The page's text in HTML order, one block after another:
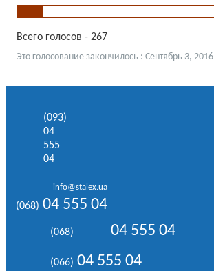
Всего голосов - 267
Это голосование закончилось : Сентябрь 3, 2016
(093)
04
555
04
info@stalex.ua
(068) 04 555 04
(068) 04 555 04
(066) 04 555 04